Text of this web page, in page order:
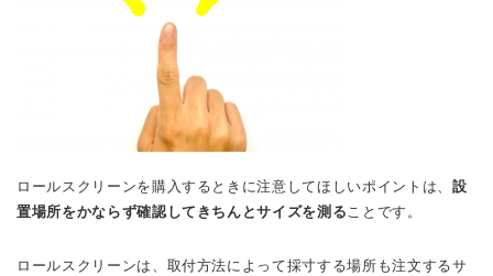
ロールスクリーンを購入するときに注意してほしいポイントは、 設
置場所をかならず確認してきちんとサイズを測ることです。
ロールスクリーンは、取付方法によって採寸する場所も注文するサ